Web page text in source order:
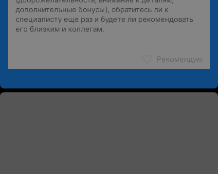
Рекомендую